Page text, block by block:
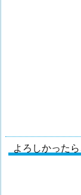
よろしかった